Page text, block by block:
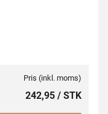
Pris (inkl. moms)
242,95 / STK